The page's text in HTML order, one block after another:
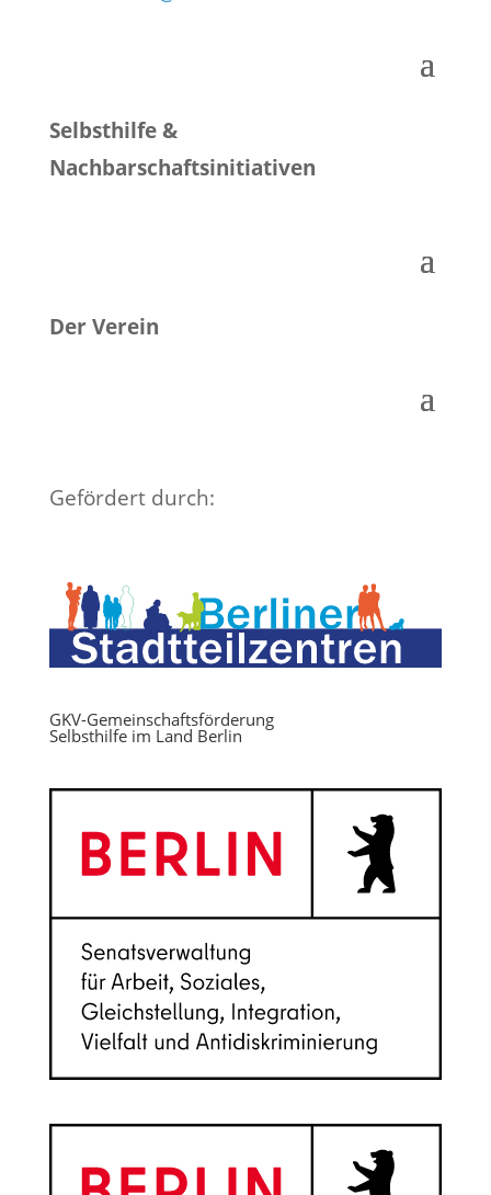
Selbsthilfe &
Nachbarschaftsinitiativen
Der Verein
Gefördert durch:
GKV-Gemeinschaftsförderung
Selbsthilfe im Land Berlin